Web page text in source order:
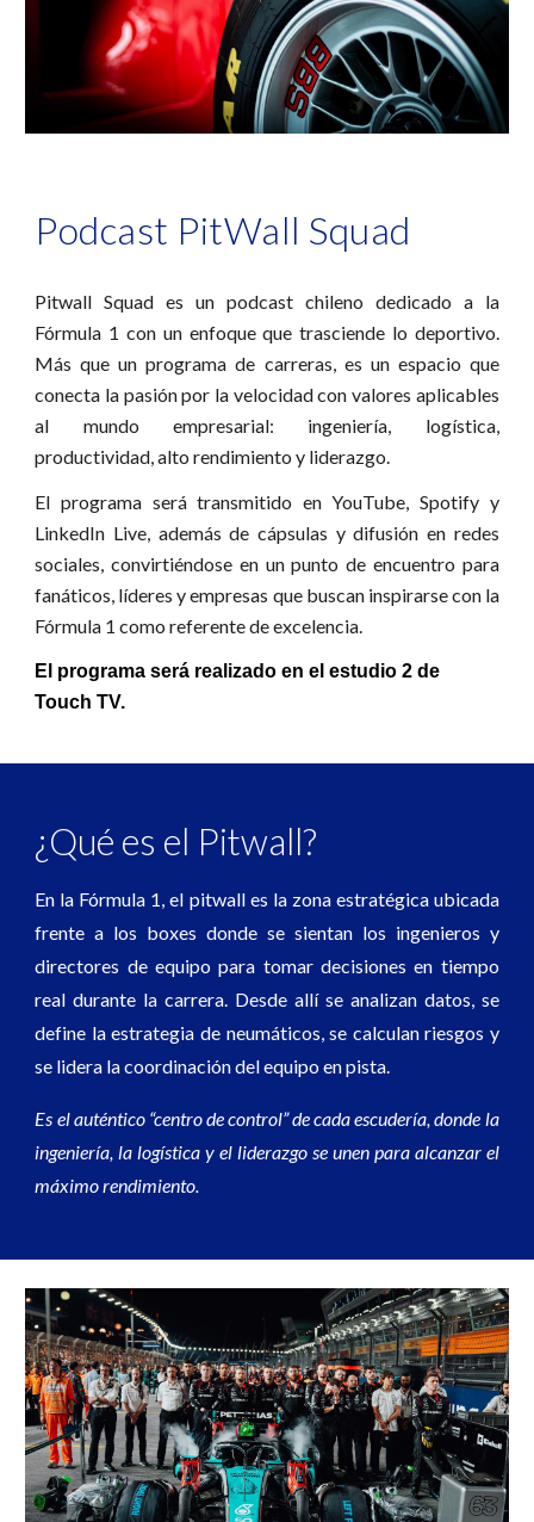
Podcast PitWall Squad
Pitwall Squad es un podcast chileno dedicado a la
Fórmula 1 con un enfoque que trasciende lo deportivo.
Más que un programa de carreras, es un espacio que
conecta la pasión por la velocidad con valores aplicables
al mundo empresarial: ingeniería, logística,
productividad, alto rendimiento y liderazgo.
El programa será transmitido en YouTube, Spotify y
LinkedIn Live, además de cápsulas y difusión en redes
sociales, convirtiéndose en un punto de encuentro para
fanáticos, líderes y empresas que buscan inspirarse con la
Fórmula 1 como referente de excelencia.
El programa será realizado en el estudio 2 de
Touch TV.
¿Qué es el Pitwall?
En la Fórmula 1, el pitwall es la zona estratégica ubicada
frente a los boxes donde se sientan los ingenieros y
directores de equipo para tomar decisiones en tiempo
real durante la carrera. Desde allí se analizan datos, se
define la estrategia de neumáticos, se calculan riesgos y
se lidera la coordinación del equipo en pista.
Es el auténtico “centro de control” de cada escudería, donde la
ingeniería, la logística y el liderazgo se unen para alcanzar el
máximo rendimiento.